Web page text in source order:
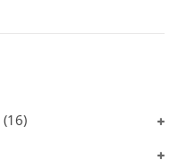
(16)